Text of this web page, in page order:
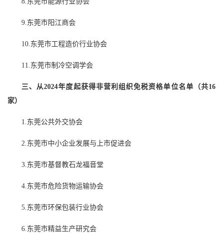
9.东莞市阳江商会
10.东莞市工程造价行业协会
11.东莞市制冷空调学会
三、从2024年度起获得非营利组织免税资格单位名单（共16
家）
1.东莞公共外交协会
2.东莞市中小企业发展与上市促进会
3.东莞市基督教石龙福音堂
4.东莞市危险货物运输协会
5.东莞市环保包装行业协会
6.东莞市精益生产研究会